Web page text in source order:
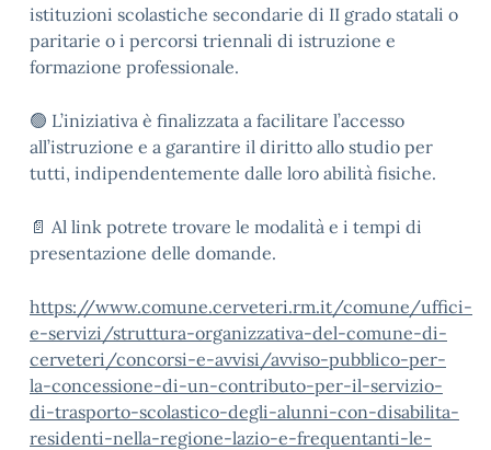
istituzioni scolastiche secondarie di II grado statali o
paritarie o i percorsi triennali di istruzione e
formazione professionale.
🟢 L’iniziativa è finalizzata a facilitare l’accesso
all’istruzione e a garantire il diritto allo studio per
tutti, indipendentemente dalle loro abilità fisiche.
📄 Al link potrete trovare le modalità e i tempi di
presentazione delle domande.
https://www.comune.cerveteri.rm.it/comune/uffici-
e-servizi/struttura-organizzativa-del-comune-di-
cerveteri/concorsi-e-avvisi/avviso-pubblico-per-
la-concessione-di-un-contributo-per-il-servizio-
di-trasporto-scolastico-degli-alunni-con-disabilita-
residenti-nella-regione-lazio-e-frequentanti-le-